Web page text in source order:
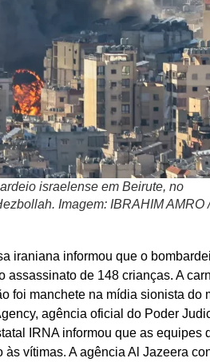
israelense em Beirute, no
Imagem: IBRAHIM AMRO /
iraniana informou que o
assassinato de 148 crianças. A
foi manchete na mídia sionista
agência oficial do Poder
IRNA informou que as
vítimas. A agência Al Jazeera